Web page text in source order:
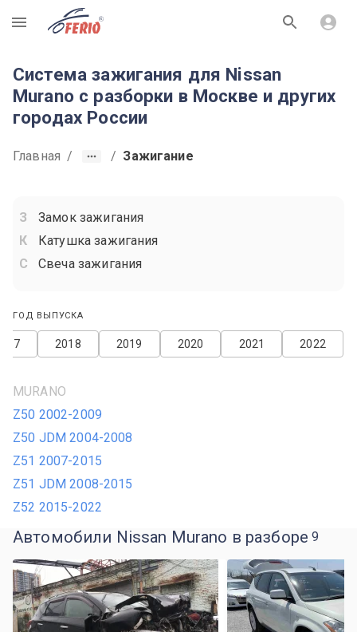
R
Система зажигания для Nissan
Murano с разборки в Москве и других
городах России
Главная / / Зажигание
Замок зажигания
Катушка зажигания
Свеча зажигания
ГОД ВЫПУСКА
2022
2021
2020
2019
2018
MURANO
Z50 2002-2009
Z50 JDM 2004-2008
Z51 2007-2015
Z51 JDM 2008-2015
Z52 2015-2022
Автомобили Nissan Murano в разборе 9